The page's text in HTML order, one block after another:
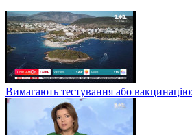
Вимагають тестування або